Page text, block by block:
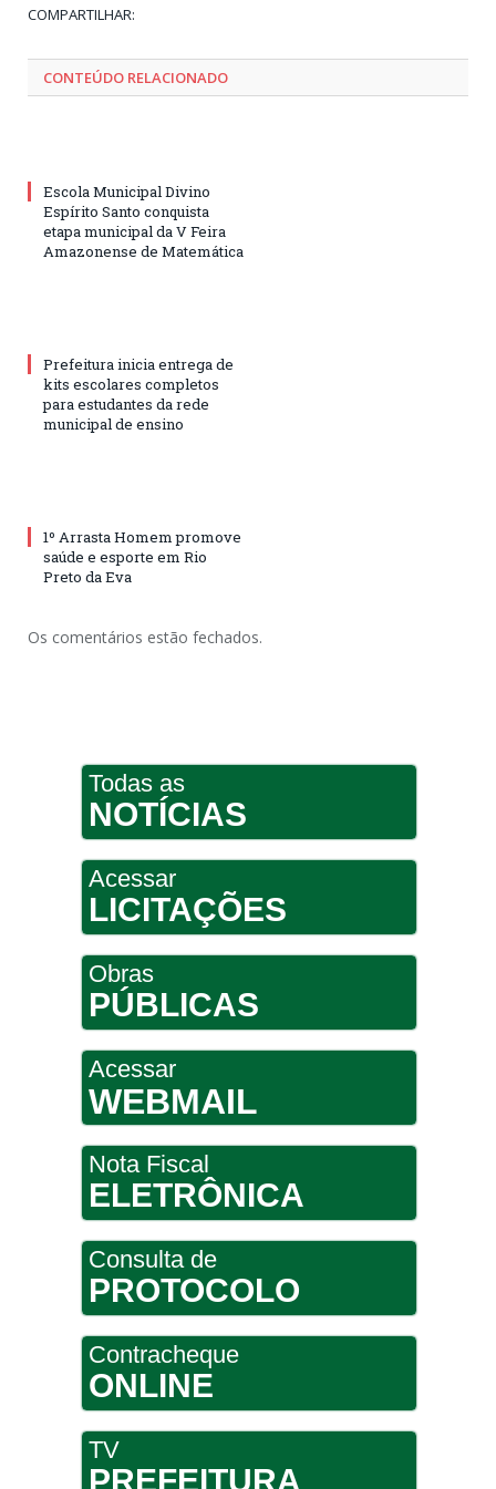
COMPARTILHAR:
CONTEÚDO RELACIONADO
Escola Municipal Divino
Espírito Santo conquista
etapa municipal da V Feira
Amazonense de Matemática
Prefeitura inicia entrega de
kits escolares completos
para estudantes da rede
municipal de ensino
1º Arrasta Homem promove
saúde e esporte em Rio
Preto da Eva
Os comentários estão fechados.
Todas as
NOTÍCIAS
Acessar
LICITAÇÕES
Obras
PÚBLICAS
Acessar
WEBMAIL
Nota Fiscal
ELETRÔNICA
Consulta de
PROTOCOLO
Contracheque
ONLINE
TV
PREFEITURA